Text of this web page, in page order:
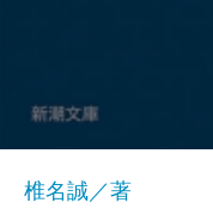
椎名誠／著